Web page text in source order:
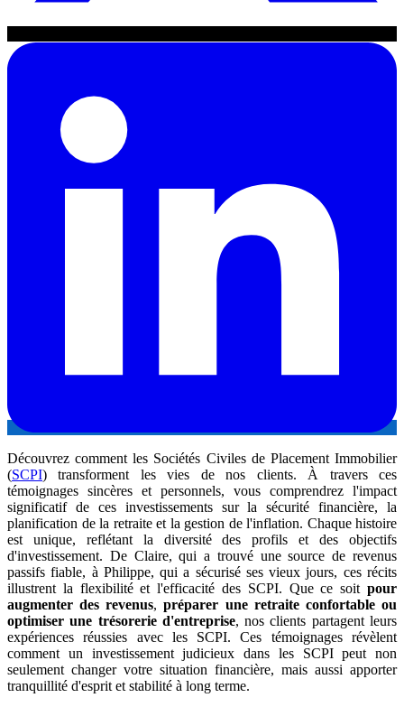
Découvrez comment les Sociétés Civiles de Placement Immobilier
(SCPI) transforment les vies de nos clients. À travers ces
témoignages sincères et personnels, vous comprendrez l'impact
significatif de ces investissements sur la sécurité financière, la
planification de la retraite et la gestion de l'inflation. Chaque histoire
est unique, reflétant la diversité des profils et des objectifs
d'investissement. De Claire, qui a trouvé une source de revenus
passifs fiable, à Philippe, qui a sécurisé ses vieux jours, ces récits
illustrent la flexibilité et l'efficacité des SCPI. Que ce soit pour
augmenter des revenus,préparer une retraite confortable ou
optimiser une trésorerie d'entreprise, nos clients partagent leurs
expériences réussies avec les SCPI. Ces témoignages révèlent
comment un investissement judicieux dans les SCPI peut non
seulement changer votre situation financière, mais aussi apporter
tranquillité d'esprit et stabilité à long terme.